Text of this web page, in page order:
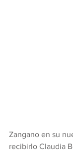
Zangano en su
recibirlo Claudia